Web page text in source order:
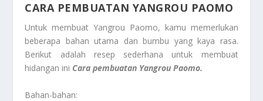
CARA PEMBUATAN YANGROU PAOMO
Untuk membuat Yangrou Paomo, kamu memerlukan
beberapa bahan utama dan bumbu yang kaya rasa.
Berikut adalah resep sederhana untuk membuat
hidangan ini Cara pembuatan Yangrou Paomo.
Bahan-bahan: